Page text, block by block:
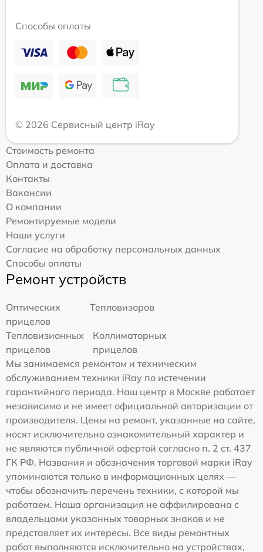
Способы оплаты
© 2026 Сервисный центр iRay
Стоимость ремонта
Оплата и доставка
Контакты
Вакансии
О компании
Ремонтируемые модели
Наши услуги
Согласие на обработку персональных данных
Способы оплаты
Ремонт устройств
Оптических
прицелов
Тепловизоров
Тепловизионных
прицелов
Коллиматорных
прицелов
Мы занимаемся ремонтом и техническим
обслуживанием техники iRay по истечении
гарантийного периода. Наш центр в Москве работает
независимо и не имеет официальной авторизации от
производителя. Цены на ремонт, указанные на сайте,
носят исключительно ознакомительный характер и
не являются публичной офертой согласно п. 2 ст. 437
ГК РФ. Названия и обозначения торговой марки iRay
упоминаются только в информационных целях —
чтобы обозначить перечень техники, с которой мы
работаем. Наша организация не аффилирована с
владельцами указанных товарных знаков и не
представляет их интересы. Все виды ремонтных
работ выполняются исключительно на устройствах,